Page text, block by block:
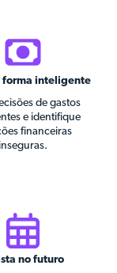
forma inteligente
de gastos
e identifique
financeiras
inseguras.
no futuro